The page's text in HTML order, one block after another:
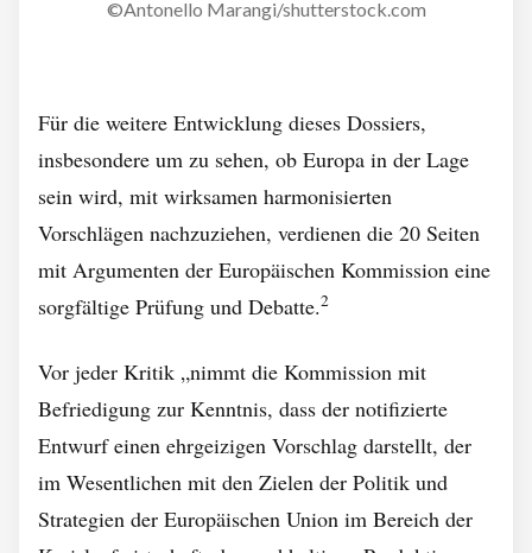
©Antonello Marangi/shutterstock.com
Für die weitere Entwicklung dieses Dossiers,
insbesondere um zu sehen, ob Europa in der Lage
sein wird, mit wirksamen harmonisierten
Vorschlägen nachzuziehen, verdienen die 20 Seiten
mit Argumenten der Europäischen Kommission eine
sorgfältige Prüfung und Debatte.2
Vor jeder Kritik „nimmt die Kommission mit
Befriedigung zur Kenntnis, dass der notifizierte
Entwurf einen ehrgeizigen Vorschlag darstellt, der
im Wesentlichen mit den Zielen der Politik und
Strategien der Europäischen Union im Bereich der